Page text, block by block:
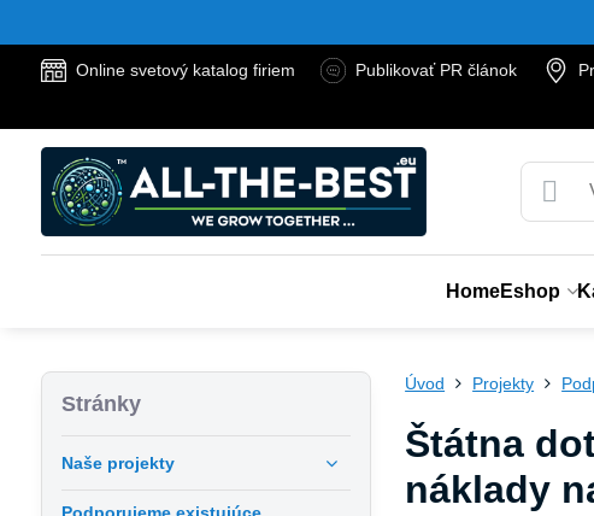
Online svetový katalog firiem Publikovať PR článok
HomeEshop
Úvod Projekty
Štátna
náklady
Stránky
Naše projekty